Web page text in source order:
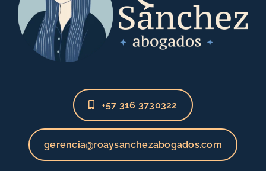
+57 316 3730322
gerencia@roaysanchezabogados.com